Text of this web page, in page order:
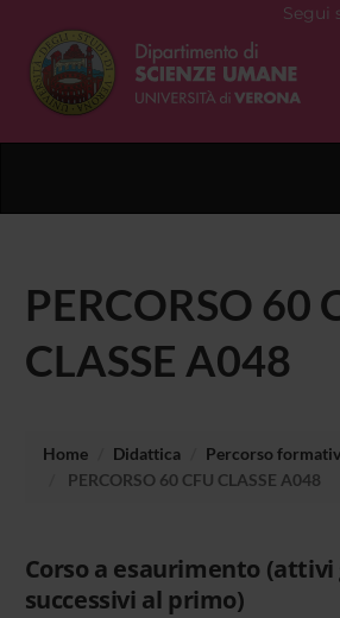
Segui
PERCORSO 60
CLASSE A048
Home Didattica
Percorso
PERCORSO 60 CFU CLASSE A048
Corso a esaurimento (attivi
successivi al primo)